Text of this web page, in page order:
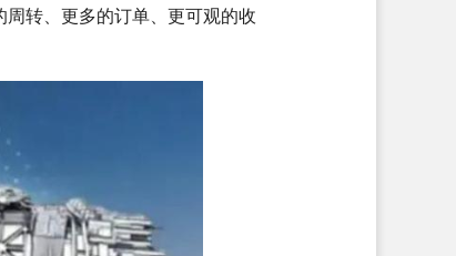
转、更多的订单、更可观的收